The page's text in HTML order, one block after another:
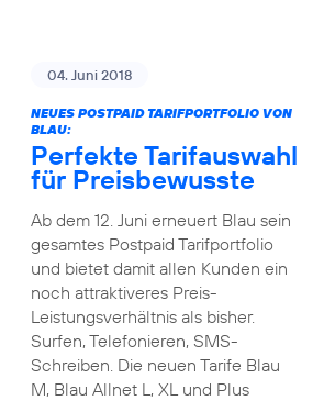
04. Juni 2018
NEUES POSTPAID TARIFPORTFOLIO VON
BLAU:
Perfekte Tarifauswahl
für Preisbewusste
Ab dem 12. Juni erneuert Blau sein
gesamtes Postpaid Tarifportfolio
und bietet damit allen Kunden ein
noch attraktiveres Preis-
Leistungsverhältnis als bisher.
Surfen, Telefonieren, SMS-
Schreiben. Die neuen Tarife Blau
M, Blau Allnet L, XL und Plus